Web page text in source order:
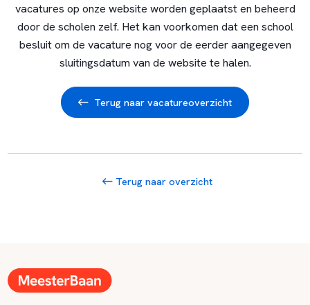
vacatures op onze website worden geplaatst en beheerd
door de scholen zelf. Het kan voorkomen dat een school
besluit om de vacature nog voor de eerder aangegeven
sluitingsdatum van de website te halen.
Terug naar vacatureoverzicht
Terug naar overzicht